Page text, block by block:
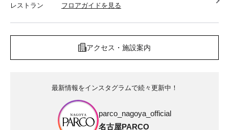
レストラン
フロアガイドを見る
アクセス・施設案内
最新情報をインスタグラムで続々更新中！
parco_nagoya_official
名古屋PARCO